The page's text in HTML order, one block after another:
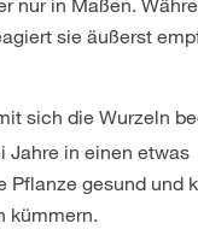
sie äußerst
sich die Wurzeln
Jahre in einen etwas
Pflanze gesund und
kümmern.